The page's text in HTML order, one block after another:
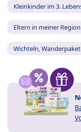
Kleinkinder im 3.
Eltern in meiner Region
Wichteln,